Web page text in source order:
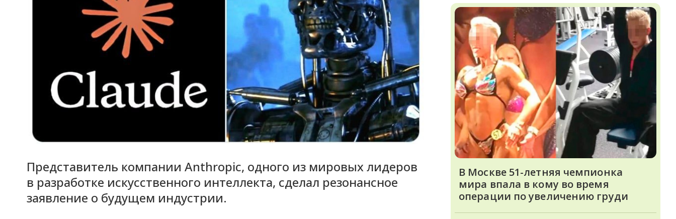
Представитель компании Anthropic, одного из мировых лидеров
в разработке искусственного интеллекта, сделал резонансное
заявление о будущем индустрии.
В Москве 51-летняя чемпионка
мира впала в кому во время
операции по увеличению груди